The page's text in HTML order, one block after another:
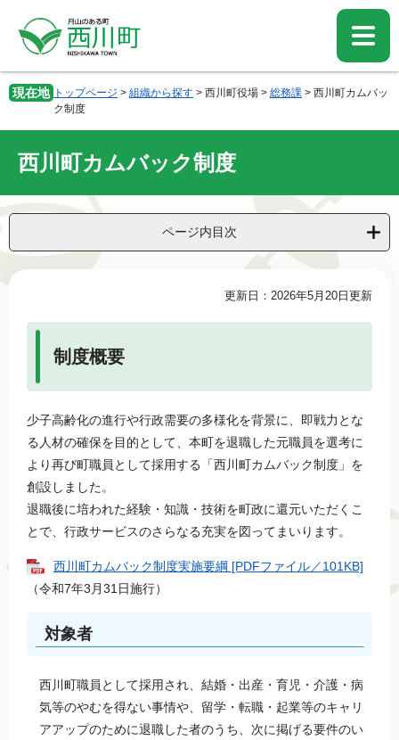
先
頭
を
飛
文
へ
現在地 トップページ > 組織から探す > 西川町役場 > 総務課 > 西川町カムバッ
ク制度
西川町カムバック制度
ページ内目次
更新日：2026年5月20日更新
制度概要
少子高齢化の進行や行政需要の多様化を背景に、即戦力とな
る人材の確保を目的として、本町を退職した元職員を選考に
より再び町職員として採用する「西川町カムバック制度」を
創設しました。
​退職後に培われた経験・知識・技術を町政に還元いただくこ
とで、行政サービスのさらなる充実を図ってまいります。
西川町カムバック制度実施要綱 [PDFファイル／101KB]
（令和7年3月31日施行）
対象者
西川町職員として採用され、結婚・出産・育児・介護・病
気等のやむを得ない事情や、留学・転職・起業等のキャリ
アアップのために退職した者のうち、次に掲げる要件のい